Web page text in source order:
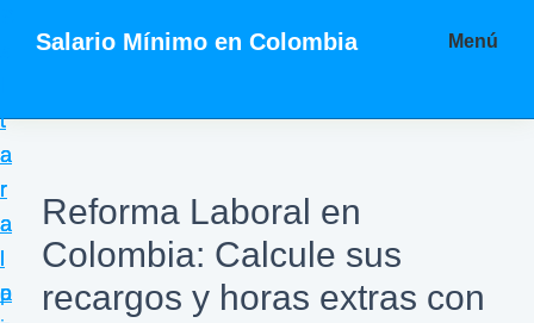
t
a
r
a
a
t
a
r
a
c
t
a
r
a
p
Salario Mínimo en Colombia
a
n
Menú
Reforma Laboral en
Colombia: Calcule sus
recargos y horas extras con